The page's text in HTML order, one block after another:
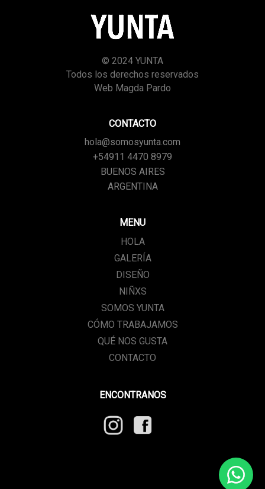
© 2024 YUNTA
Todos los derechos reservados
Web Magda Pardo
CONTACTO
hola@somosyunta.com
+54911 4470 8979
BUENOS AIRES
ARGENTINA
MENU
HOLA
GALERÍA
DISEÑO
NIÑXS
SOMOS YUNTA
CÓMO TRABAJAMOS
QUÉ NOS GUSTA
CONTACTO
ENCONTRANOS